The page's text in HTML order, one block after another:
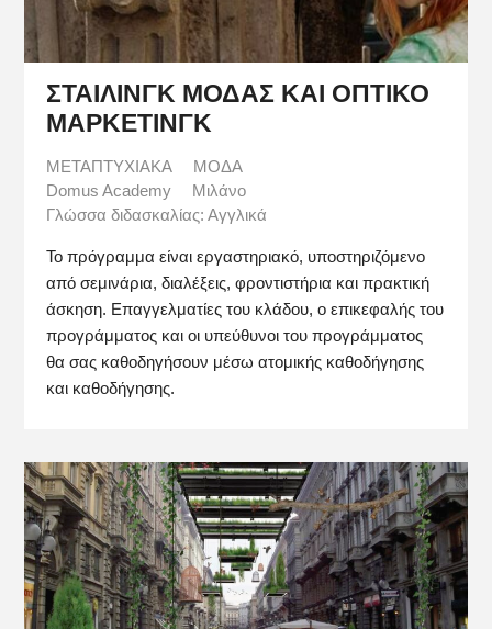
ΣΤΑΙΛΙΝΓΚ ΜΟΔΑΣ ΚΑΙ ΟΠΤΙΚΟ
ΜΑΡΚΕΤΙΝΓΚ
ΜΕΤΑΠΤΥΧΙΑΚΑ
ΜΟΔΑ
Domus Academy
Μιλάνο
Γλώσσα διδασκαλίας: Αγγλικά
Το πρόγραμμα είναι εργαστηριακό, υποστηριζόμενο
από σεμινάρια, διαλέξεις, φροντιστήρια και πρακτική
άσκηση. Επαγγελματίες του κλάδου, ο επικεφαλής του
προγράμματος και οι υπεύθυνοι του προγράμματος
θα σας καθοδηγήσουν μέσω ατομικής καθοδήγησης
και καθοδήγησης.